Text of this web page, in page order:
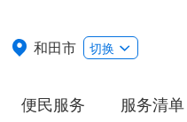
和田市 切换
便民服务 服务清单